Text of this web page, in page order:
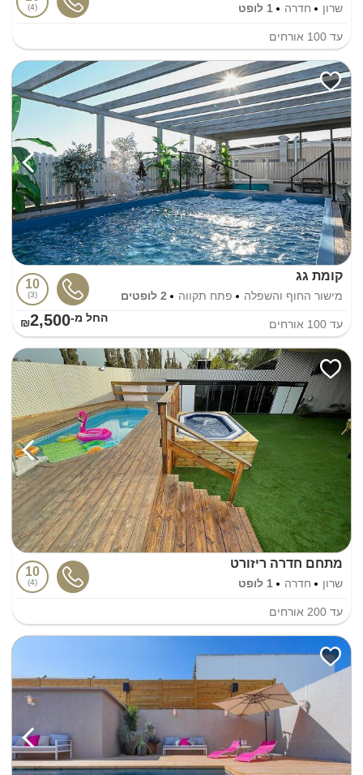
שרון חדרה 1 לופט 4
עד 100 אורחים
קומת גג
מישור החוף והשפלה פתח תקווה 2 לופטים
10
3
עד 100 אורחים החל מ-₪2,500
מתחם חדרה ריזורט
שרון חדרה 1 לופט
10
4
עד 200 אורחים